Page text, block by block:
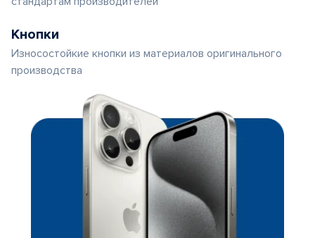
Кнопки
Износостойкие кнопки из материалов оригинального
производства